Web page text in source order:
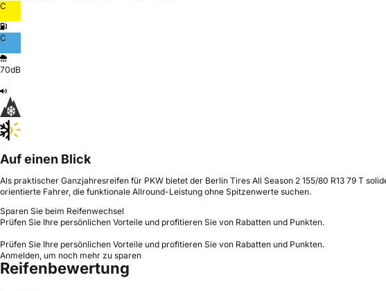
C
C
70dB
Auf einen Blick
Als praktischer Ganzjahresreifen für PKW bietet der Berlin Tires All Season 2 155/80 R13 79 T
orientierte Fahrer, die funktionale Allround-Leistung ohne Spitzenwerte suchen.
Sparen Sie beim Reifenwechsel
Prüfen Sie Ihre persönlichen Vorteile und profitieren Sie von Rabatten und Punkten.
Prüfen Sie Ihre persönlichen Vorteile und profitieren Sie von Rabatten und Punkten.
Anmelden, um noch mehr zu sparen
Reifenbewertung